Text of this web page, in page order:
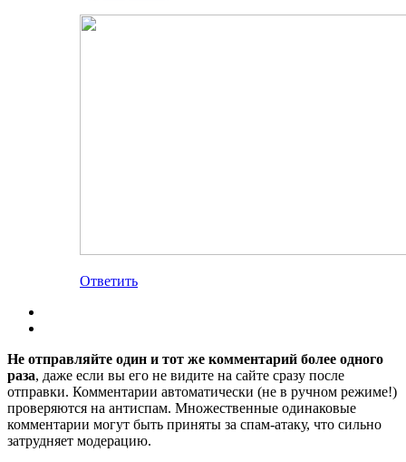
Ответить
Не отправляйте один и тот же комментарий более одного
раза, даже если вы его не видите на сайте сразу после
отправки. Комментарии автоматически (не в ручном режиме!)
проверяются на антиспам. Множественные одинаковые
комментарии могут быть приняты за спам-атаку, что сильно
затрудняет модерацию.